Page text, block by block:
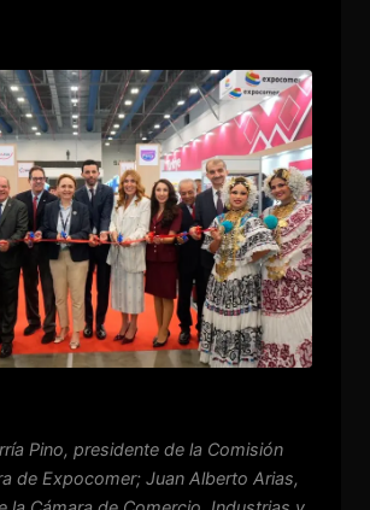
Pino, presidente de la Comisión
de Expocomer; Juan Alberto Arias,